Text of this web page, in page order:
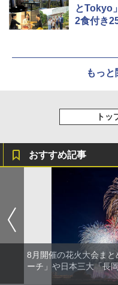
とTokyo
2食付き
もっ
トッ
おすすめ記事
8月開催の花火大会ま
ーチ」や日本三大「長